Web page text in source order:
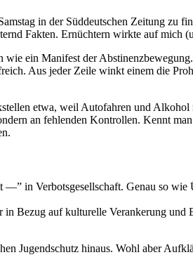
in der Süddeutschen Zeitung zu
Fakten. Ernüchtern wirkte auf mich
ein Manifest der
Aus jeder Zeile winkt einem die
etwa, weil Autofahren und
an fehlenden Kontrollen. Kennt
in Verbotsgesellschaft. Genau so
Bezug auf kulturelle Verankerung und
Jugendschutz hinaus. Wohl aber